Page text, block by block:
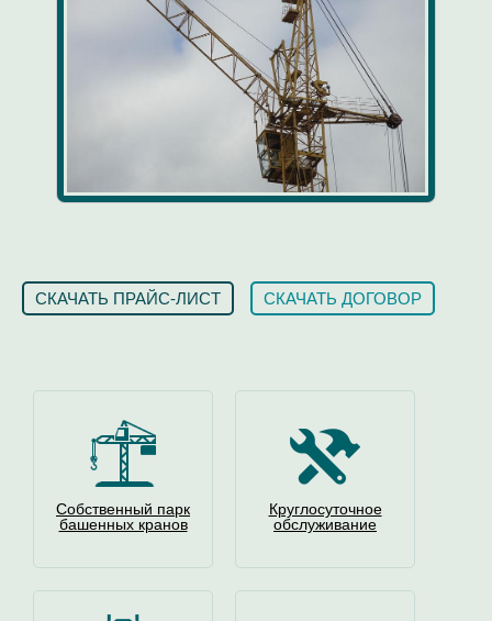
СКАЧАТЬ ПРАЙС-ЛИСТ СКАЧАТЬ ДОГОВОР
Собственный парк
башенных кранов
Круглосуточное
обслуживание